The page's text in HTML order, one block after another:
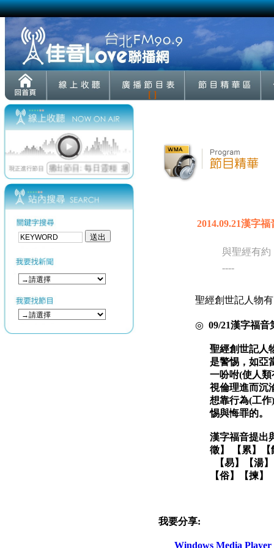
[ ]
2014.09.21漢字
與聖經有約
----
聖經創世記人物
◎ 09/21漢字福音
聖經創世記人
是警惕，如亞
一吩咐(使人類
視倫理進而沉
想靠行為(工作)
惕與悔罪的。
漢字福音提出
徵】
【累】
【易】【湯】
【俗】
【揀】
我要分享:
Windows Media